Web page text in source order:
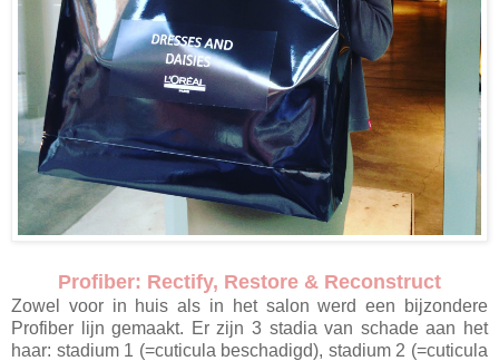
Profiber: Rectify, Restore & Reconstruct
Zowel voor in huis als in het salon werd een bijzondere
Profiber lijn gemaakt. Er zijn 3 stadia van schade aan het
haar: stadium 1 (=cuticula beschadigd), stadium 2 (=cuticula